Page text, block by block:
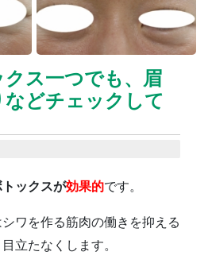
レーター治療
ニキビ跡治療
去
ヒアルロン酸注入
ピアス
トックス修正
ボトックス注射
トックス
メディア
エット
ロアキュティン
療
猫 癌
目の下のくま治療
グ
肝斑治療
脂肪溶解注射
）
花粉症
クス一つでも、眉
どチェックして
ックスが効果的です。
ワを作る筋肉の働きを抑える
立たなくします。